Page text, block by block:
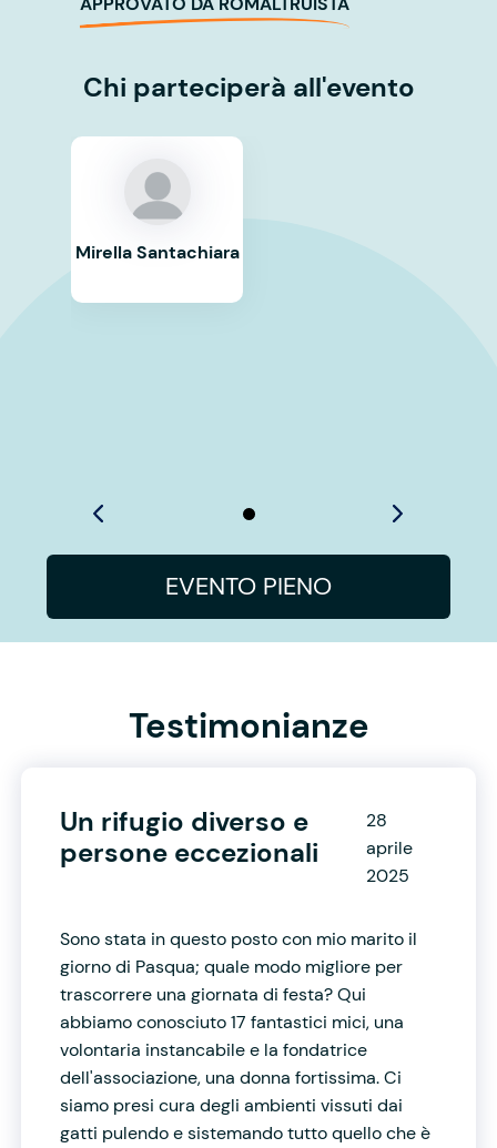
Chi parteciperà all'evento
Mirella Santachiara
EVENTO PIENO
Testimonianze
Un rifugio diverso e
persone eccezionali
28
aprile
2025
Sono stata in questo posto con mio marito il
giorno di Pasqua; quale modo migliore per
trascorrere una giornata di festa? Qui
abbiamo conosciuto 17 fantastici mici, una
volontaria instancabile e la fondatrice
dell'associazione, una donna fortissima. Ci
siamo presi cura degli ambienti vissuti dai
gatti pulendo e sistemando tutto quello che è